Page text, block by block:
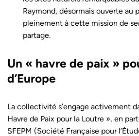
Raymond, désormais ouverte au
pleinement à cette mission de
partage.
Un « havre de paix »
d’Europe
La collectivité s’engage activement
Havre de Paix pour la Loutre », en
SFEPM (Société Française pour